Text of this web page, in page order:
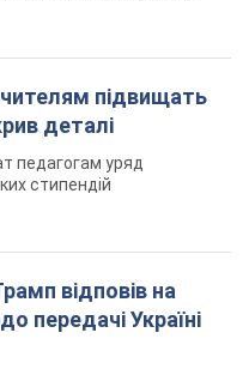
підвищать
деталі
педагогам уряд
стипендій
відповів на
передачі Україні